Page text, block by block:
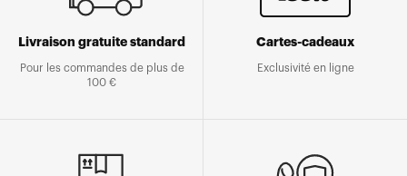
Livraison gratuite standard
Pour les commandes de plus de
100 €
Cartes-cadeaux
Exclusivité en ligne